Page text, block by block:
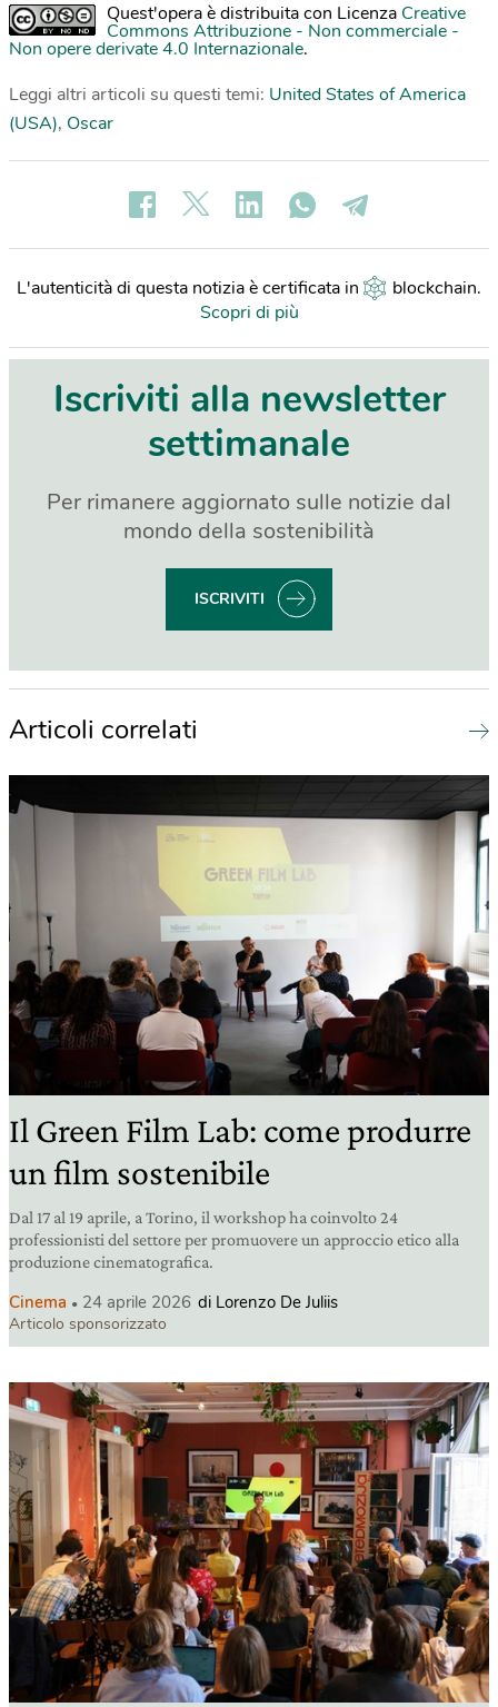
Quest'opera è distribuita con Licenza Creative
Commons Attribuzione - Non commerciale -
Non opere derivate 4.0 Internazionale.
Leggi altri articoli su questi temi: United States of America
(USA), Oscar
L'autenticità di questa notizia è certificata in blockchain.
Scopri di più
Iscriviti alla newsletter
settimanale
Per rimanere aggiornato sulle notizie dal
mondo della sostenibilità
ISCRIVITI
Articoli correlati
Il Green Film Lab: come produrre
un film sostenibile
Dal 17 al 19 aprile, a Torino, il workshop ha coinvolto 24
professionisti del settore per promuovere un approccio etico alla
produzione cinematografica.
Cinema 24 aprile 2026 di Lorenzo De Juliis
Articolo sponsorizzato